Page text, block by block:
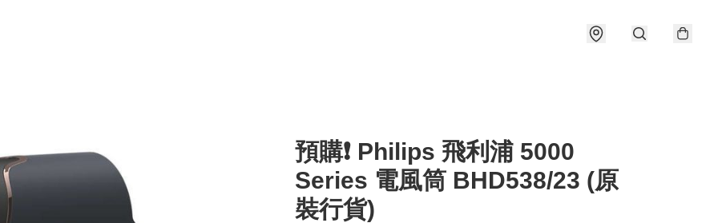
預購❗️ Philips 飛利浦 5000
Series 電風筒 BHD538/23 (原
裝行貨)